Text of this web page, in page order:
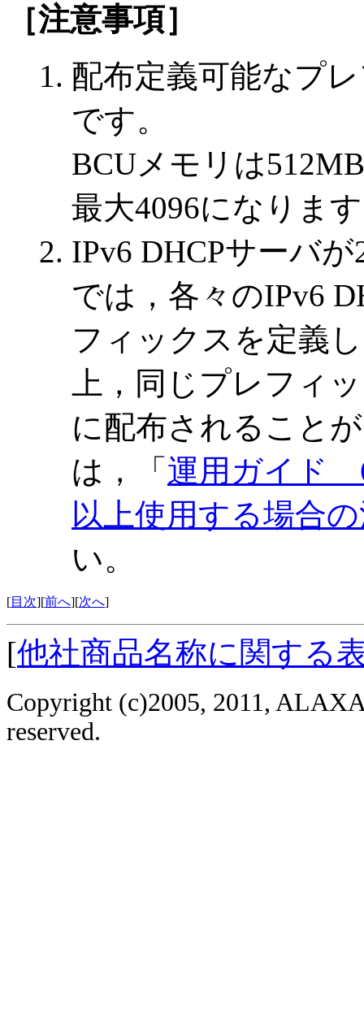
［注意事項］
配布定義可能なプ
です。
BCUメモリは
最大4096になりま
IPv6 DHCPサーバ
では，各々のIPv6
フィックスを定義
上，同じプレフィ
に配布されること
は，「 運用ガイド
以上使用する場合
い。
[目次][前へ][次へ]
[他社商品名称に関する
Copyright (c)2005, 2011,
reserved.